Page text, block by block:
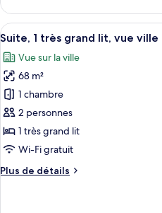
ville
le
type
de
Chambre
Exécutive,
vue
ville
Afficher
toutes
les
photos
pour
ce
type
de
chambre :
Suite,
4
Suite, 1 très grand lit, vue ville
Vue sur la ville
68 m²
1 chambre
2 personnes
1 très grand lit
Wi-Fi gratuit
Plus de détails
Plus